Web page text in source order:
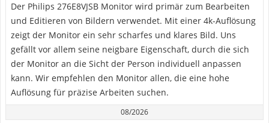
Der Philips 276E8VJSB Monitor wird primär zum Bearbeiten
und Editieren von Bildern verwendet. Mit einer 4k-Auflösung
zeigt der Monitor ein sehr scharfes und klares Bild. Uns
gefällt vor allem seine neigbare Eigenschaft, durch die sich
der Monitor an die Sicht der Person individuell anpassen
kann. Wir empfehlen den Monitor allen, die eine hohe
Auflösung für präzise Arbeiten suchen.
08/2026